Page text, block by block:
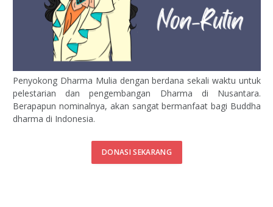
Penyokong Dharma Mulia dengan berdana sekali waktu untuk
pelestarian dan pengembangan Dharma di Nusantara.
Berapapun nominalnya, akan sangat bermanfaat bagi Buddha
dharma di Indonesia.
DONASI SEKARANG